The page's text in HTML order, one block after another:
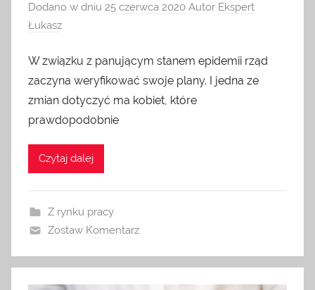
Dodano w dniu 25 czerwca 2020 Autor Ekspert
Łukasz
W związku z panującym stanem epidemii rząd
zaczyna weryfikować swoje plany. I jedna ze
zmian dotyczyć ma kobiet, które
prawdopodobnie
Czytaj dalej
Z rynku pracy
Zostaw Komentarz